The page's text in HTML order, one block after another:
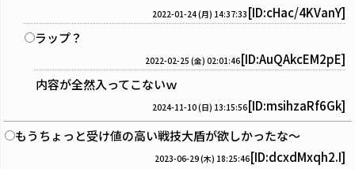
2022-01-24 (月) 14:37:33 [ID:cHac/4KVanY]
ラップ？
2022-02-25 (金) 02:01:46[ID:AuQAkcEM2pE]
内容が全然入ってこないｗ
2024-11-10 (日) 13:15:56[ID:msihzaRf6Gk]
もうちょっと受け値の高い戦技大盾が欲しかったな～
2023-06-29 (木) 18:25:46[ID:dcxdMxqh2.I]